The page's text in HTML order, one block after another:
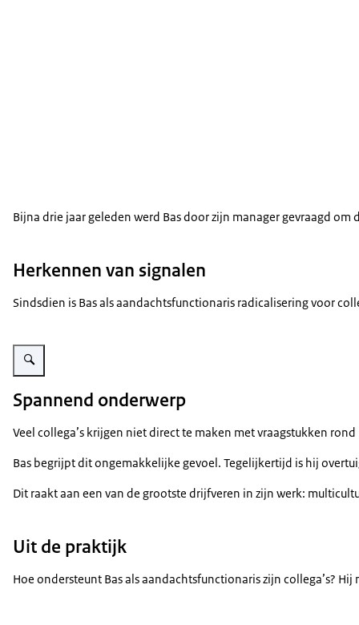
Bijna drie jaar geleden werd Bas door zijn manager gevraagd om
Herkennen van signalen
Sindsdien is Bas als aandachtsfunctionaris radicalisering voor
Vergroot afbeelding Bas Angevaare
Spannend onderwerp
Veel collega’s krijgen niet direct te maken met vraagstukken
Bas begrijpt dit ongemakkelijke gevoel. Tegelijkertijd is hij
Dit raakt aan een van de grootste drijfveren in zijn werk:
Uit de praktijk
Hoe ondersteunt Bas als aandachtsfunctionaris zijn collega’s?